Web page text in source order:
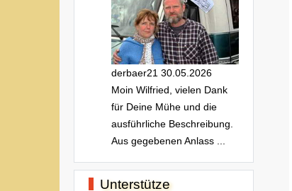
derbaer21 30.05.2026
Moin Wilfried, vielen Dank
für Deine Mühe und die
ausführliche Beschreibung.
Aus gegebenen Anlass ...
Unterstütze